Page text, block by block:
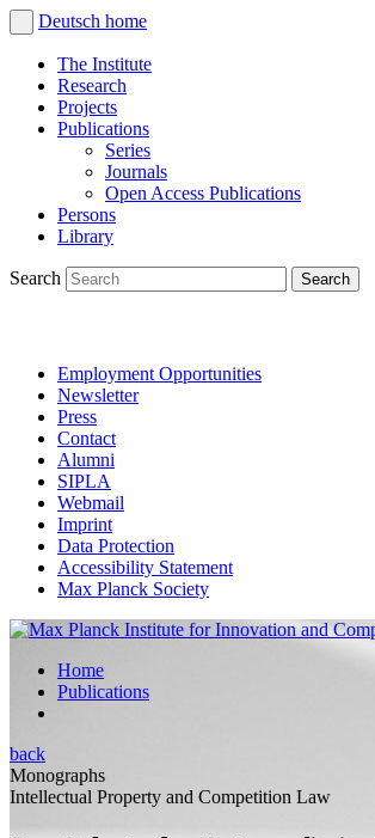
Deutsch home
The Institute
Research
Projects
Publications
Series
Journals
Open Access Publications
Persons
Library
Search
Employment Opportunities
Newsletter
Press
Contact
Alumni
SIPLA
Webmail
Imprint
Data Protection
Accessibility Statement
Max Planck Society
Home
Publications
back
Monographs
Intellectual Property and Competition Law